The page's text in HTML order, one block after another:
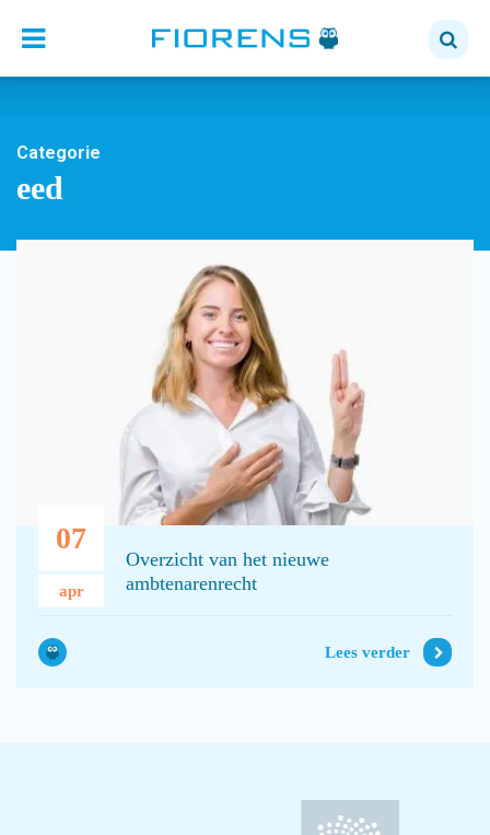
Categorie
eed
07
apr
Overzicht van het nieuwe
ambtenarenrecht
Lees verder